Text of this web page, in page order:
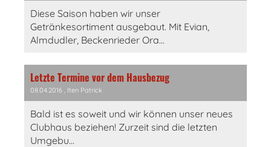
Diese Saison haben wir unser
Getränkesortiment ausgebaut. Mit Evian,
Almdudler, Beckenrieder Ora...
Letzte Termine vor dem Hausbezug
08.04.2016 , Iten Patrick
Bald ist es soweit und wir können unser neues
Clubhaus beziehen! Zurzeit sind die letzten
Umgebu...